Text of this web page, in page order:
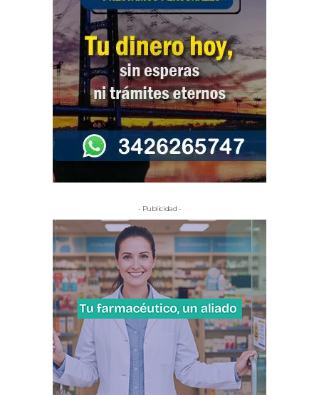
- Publicidad -